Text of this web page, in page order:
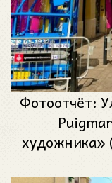
Фотоотчёт:
художника»